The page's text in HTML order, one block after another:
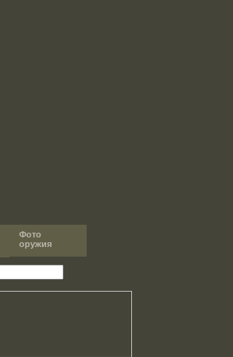
Фото
оружия